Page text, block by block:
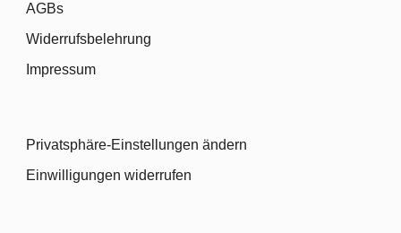
AGBs
Widerrufsbelehrung
Impressum
Privatsphäre-Einstellungen ändern
Einwilligungen widerrufen